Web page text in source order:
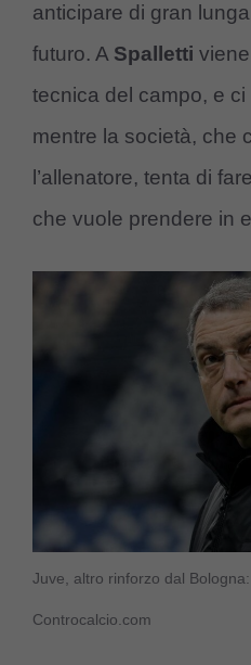
anticipare di gran
futuro. A Spalletti
tecnica del campo, e
mentre la società, che
l’allenatore, tenta di
che vuole prendere in
Juve, altro rinforzo dal
Controcalcio.com